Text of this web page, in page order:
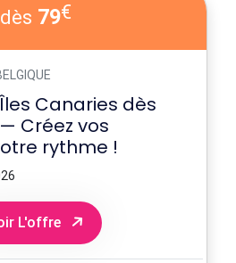
dès 79€
Canaries dès
Créez vos
rythme !
L'offre